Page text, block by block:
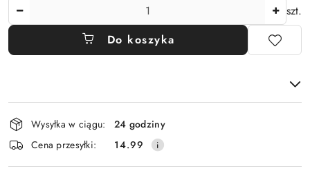
szt.
Do koszyka
Dostępność
i
dostawa
Wysyłka w ciągu:
24 godziny
Cena przesyłki:
14.99